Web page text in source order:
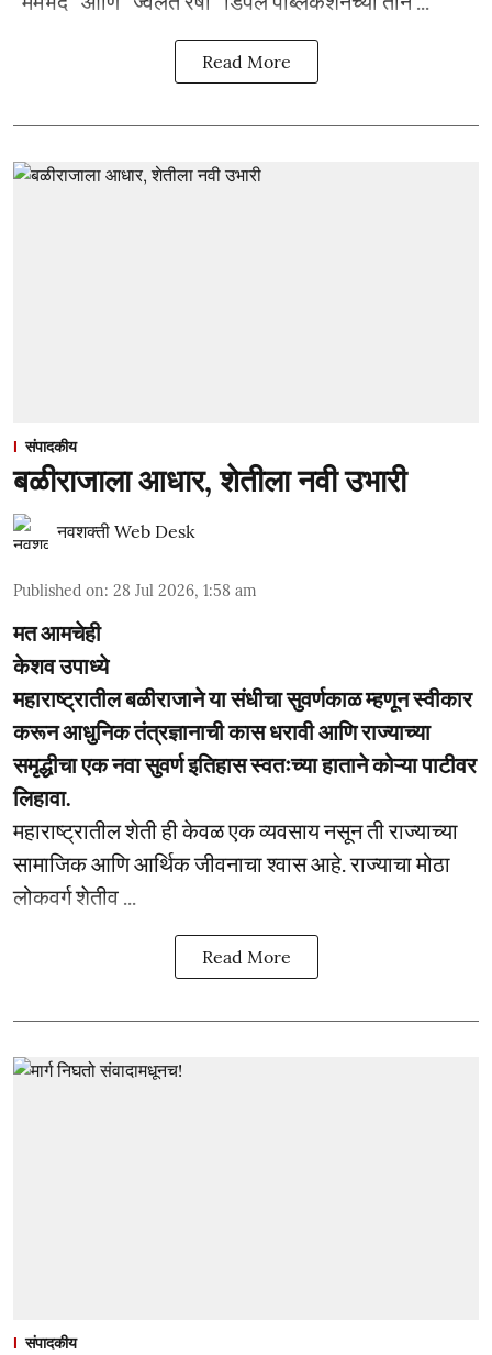
Read More
संपादकीय
बळीराजाला आधार, शेतीला नवी उभारी
नवशक्ती Web Desk
Published on: 28 Jul 2026, 1:58 am
मत आमचेही
केशव उपाध्ये
महाराष्ट्रातील बळीराजाने या संधीचा सुवर्णकाळ म्हणून स्वीकार
करून आधुनिक तंत्रज्ञानाची कास धरावी आणि राज्याच्या
समृद्धीचा एक नवा सुवर्ण इतिहास स्वतःच्या हाताने कोऱ्या पाटीवर
लिहावा.
महाराष्ट्रातील शेती ही केवळ एक व्यवसाय नसून ती राज्याच्या
सामाजिक आणि आर्थिक जीवनाचा श्वास आहे. राज्याचा मोठा
लोकवर्ग शेतीव ...
Read More
संपादकीय